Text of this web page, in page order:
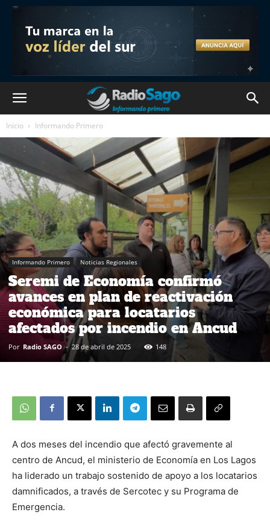
Inicio Informando Primero
Informando Primero Noticias Regionales
Seremi de Economía confirmó
avances en plan de reactivación
económica para locatarios
afectados por incendio en Ancud
Por Radio SAGO - 28 de abril de 2025 148
A dos meses del incendio que afectó gravemente al
centro de Ancud, el ministerio de Economía en Los Lagos
ha liderado un trabajo sostenido de apoyo a los locatarios
damnificados, a través de Sercotec y su Programa de
Emergencia.